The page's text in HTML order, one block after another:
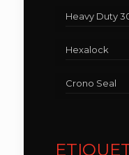
Heavy Duty
Hexalock
Crono Seal